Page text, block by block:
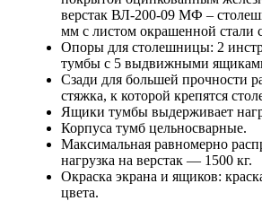
верстак ВЛ-200-09 МФ –
мм с листом окрашенной стали
Опоры для столешницы: 2
тумбы с 5 выдвижными
Сзади для большей прочности
стяжка, к которой крепятся
Ящики тумбы выдерживает
Корпуса тумб цельносварные.
Максимальная равномерно
нагрузка на верстак — 1500 кг.
Окраска экрана и ящиков:
цвета.